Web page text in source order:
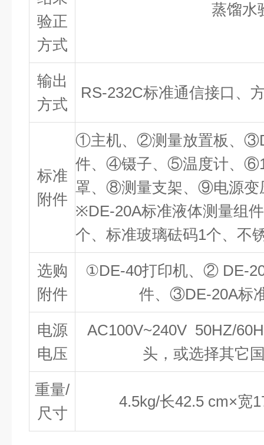
验正
方式
蒸馏水
输出
方式
RS-232C标准通信接口、
标准
附件
①主机、②测量放置板、
件、④镊子、⑤温度计、
罩、⑧测量支架、⑨电源变
※DE-20A标准液体测量组
个、标准玻璃砝码1个、不
选购
附件
①DE-40打印机、② DE-
件、③DE-20A标
电源
电压
AC100V~240V 50HZ/
头，或选择其它
重量/
尺寸
4.5kg/长42.5 cm×宽